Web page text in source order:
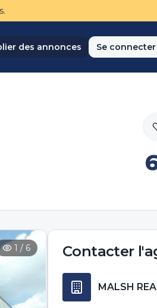
des annonces Se connecter
1 / 6 Contacter
MALSH